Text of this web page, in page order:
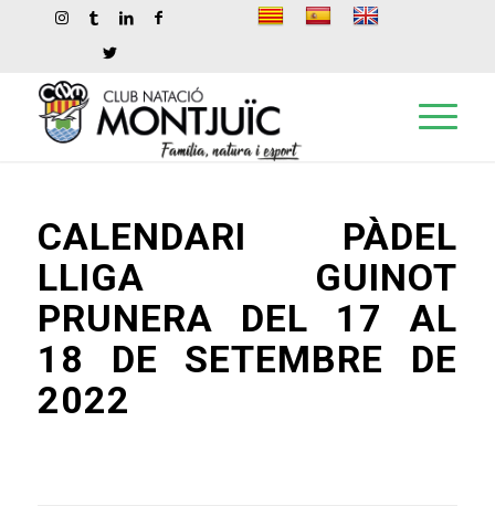
CALENDARI PÀDEL
LLIGA GUINOT
PRUNERA DEL 17 AL
18 DE SETEMBRE DE
2022